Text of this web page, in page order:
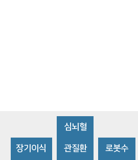
장기이식
심뇌혈
관질환 로봇수